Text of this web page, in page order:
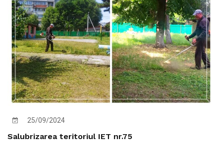
25/09/2024
Salubrizarea teritoriul IET nr.75